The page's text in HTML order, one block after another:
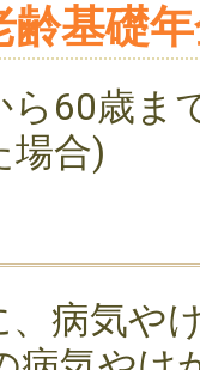
基礎
ら60歳ま
場合)
、病気や